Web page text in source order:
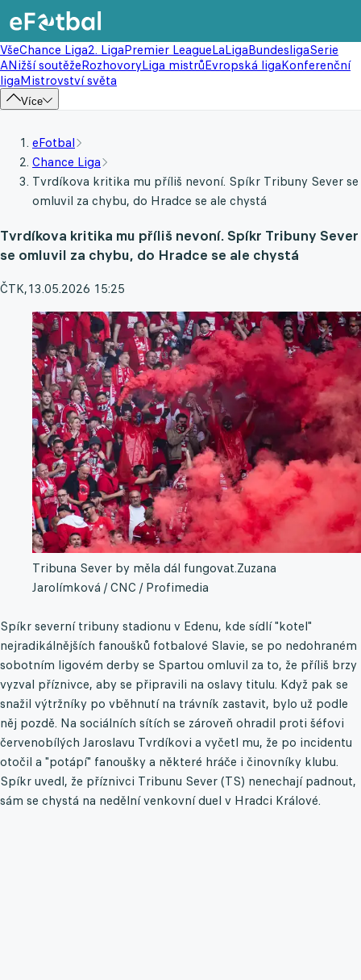
VšeChance Liga2. LigaPremier LeagueLaLigaBundesligaSerie
ANižší soutěžeRozhovoryLiga mistrůEvropská ligaKonferenční
ligaMistrovství světa
Více
eFotbal
Chance Liga
Tvrdíkova kritika mu příliš nevoní. Spíkr Tribuny Sever se
omluvil za chybu, do Hradce se ale chystá
Tvrdíkova kritika mu příliš nevoní. Spíkr Tribuny Sever
se omluvil za chybu, do Hradce se ale chystá
ČTK,13.05.2026 15:25
Tribuna Sever by měla dál fungovat.Zuzana
Jarolímková / CNC / Profimedia
Spíkr severní tribuny stadionu v Edenu, kde sídlí "kotel"
nejradikálnějších fanoušků fotbalové Slavie, se po nedohraném
sobotním ligovém derby se Spartou omluvil za to, že příliš brzy
vyzval příznivce, aby se připravili na oslavy titulu. Když pak se
snažil výtržníky po vběhnutí na trávník zastavit, bylo už podle
něj pozdě. Na sociálních sítích se zároveň ohradil proti šéfovi
červenobílých Jaroslavu Tvrdíkovi a vyčetl mu, že po incidentu
otočil a "potápí" fanoušky a některé hráče i činovníky klubu.
Spíkr uvedl, že příznivci Tribunu Sever (TS) nenechají padnout,
sám se chystá na nedělní venkovní duel v Hradci Králové.